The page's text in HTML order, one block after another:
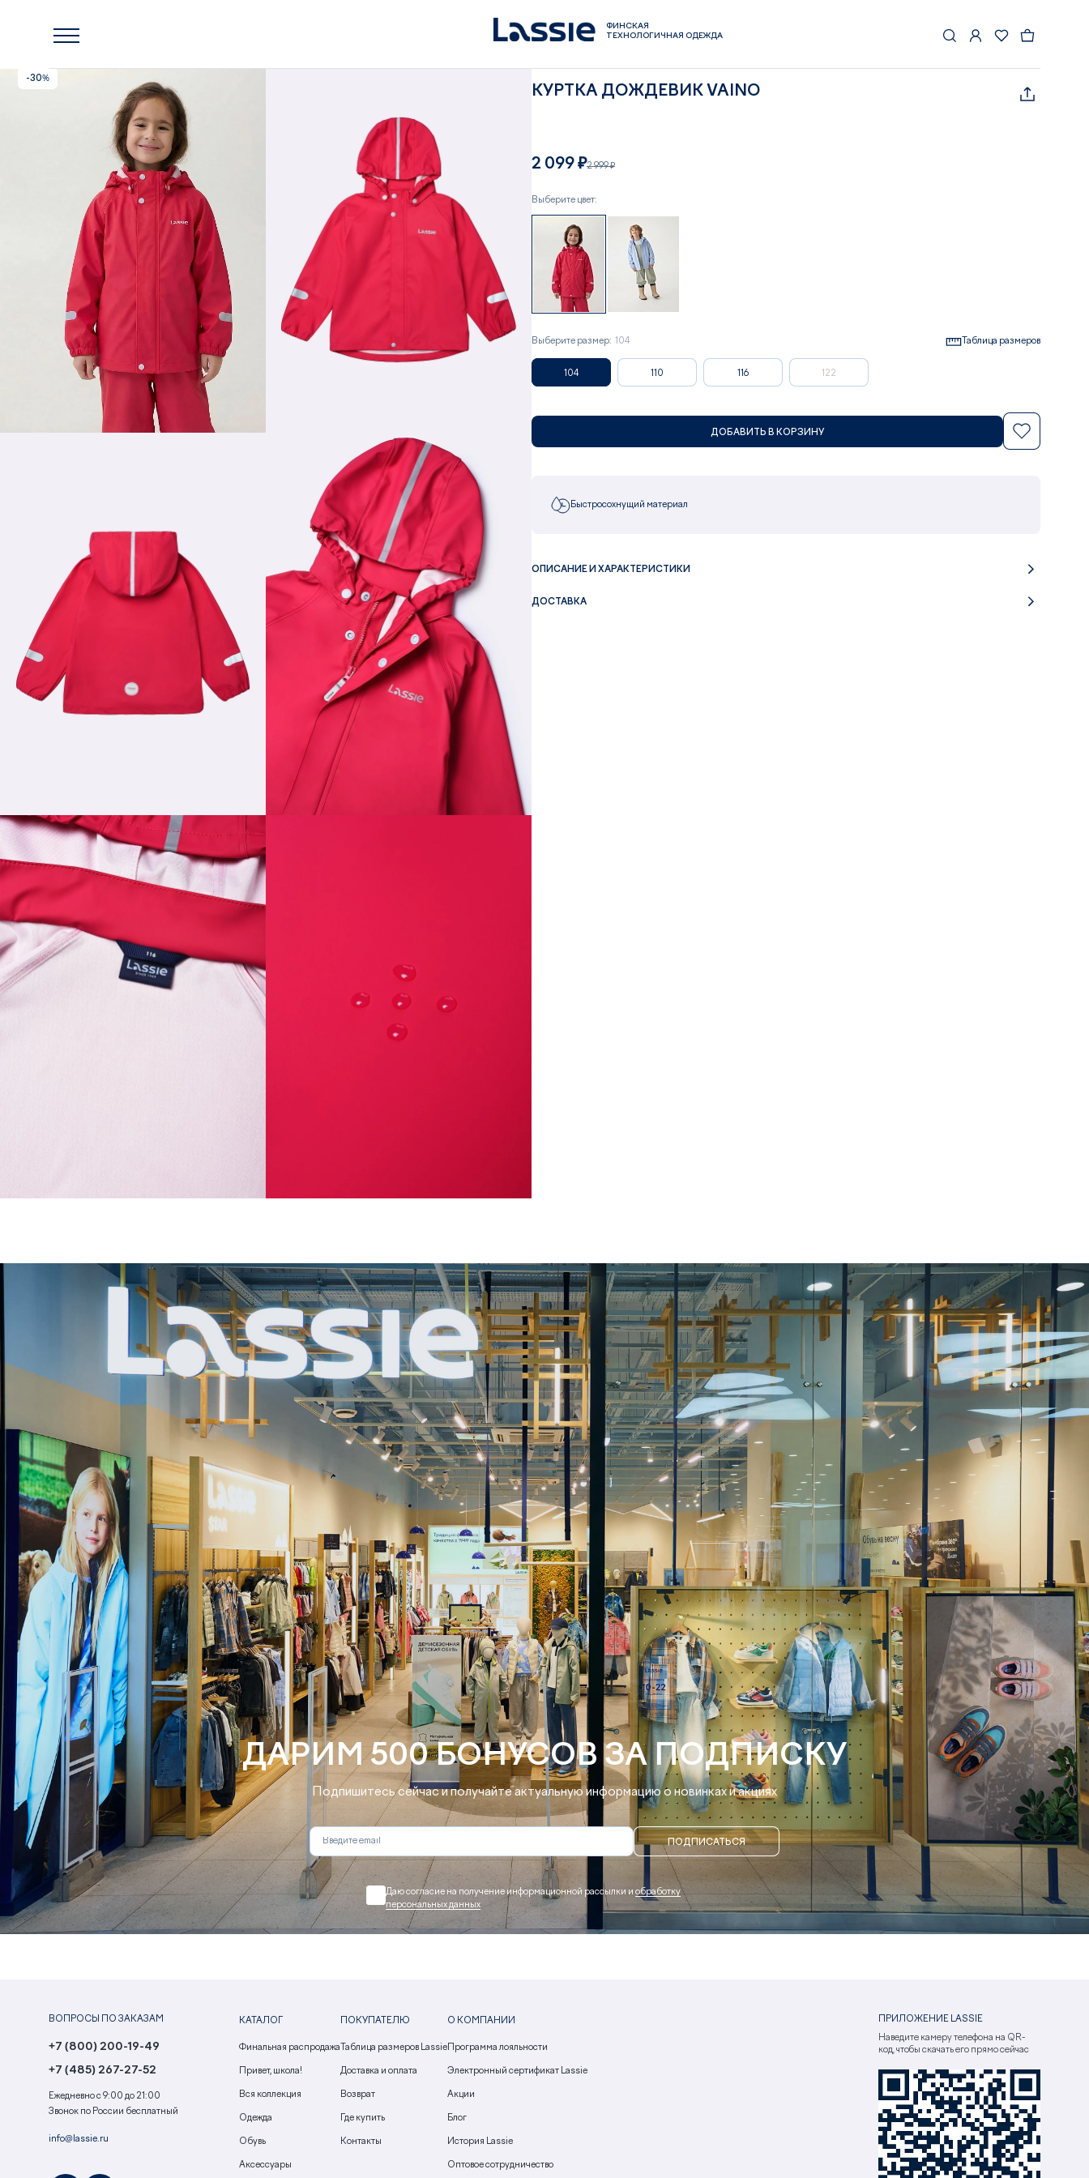
ФИНСКАЯ
ТЕХНОЛОГИЧНАЯ ОДЕЖДА
-30%
КУРТКА ДОЖДЕВИК VAINO
2 099 ₽2 999 ₽
Выберите цвет:
Выберите размер: 104 Таблица размеров
104 110 116 122
ДОБАВИТЬ В КОРЗИНУ
Быстросохнущий материал
ОПИСАНИЕ И ХАРАКТЕРИСТИКИ
ДОСТАВКА
ДАРИМ 500 БОНУСОВ ЗА ПОДПИСКУ
Подпишитесь сейчас и получайте актуальную информацию о новинках и акциях
ПОДПИСАТЬСЯ
Даю согласие на получение информационной рассылки и обработку
персональных данных
ВОПРОСЫ ПО ЗАКАЗАМ
+7 (800) 200-19-49
+7 (485) 267-27-52
Ежедневно с 9:00 до 21:00
Звонок по России бесплатный
info@lassie.ru
КАТАЛОГ
Финальная распродажа
Привет, школа!
Вся коллекция
Одежда
Обувь
Аксессуары
ПОКУПАТЕЛЮ
Таблица размеров Lassie
Доставка и оплата
Возврат
Где купить
Контакты
О КОМПАНИИ
Программа лояльности
Электронный сертификат Lassie
Акции
Блог
История Lassie
Оптовое сотрудничество
ПРИЛОЖЕНИЕ LASSIE
Наведите камеру телефона на QR-
код, чтобы скачать его прямо сейчас